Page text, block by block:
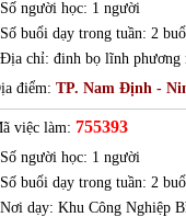
người học: 1 người
buổi dạy trong tuần: 2
chỉ: đinh bọ lĩnh phương
điểm: TP. Nam Định -
việc làm: 755393
người học: 1 người
buổi dạy trong tuần: 2
dạy: Khu Công Nghiệp